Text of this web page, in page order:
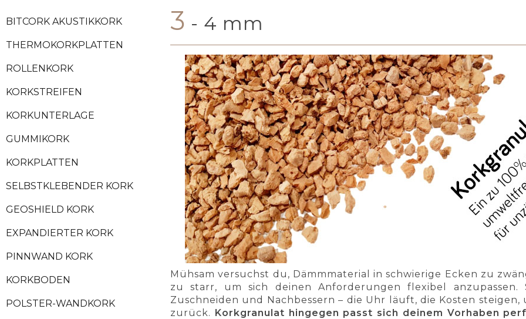
BITCORK AKUSTIKKORK
THERMOKORKPLATTEN
ROLLENKORK
KORKSTREIFEN
KORKUNTERLAGE
GUMMIKORK
KORKPLATTEN
SELBSTKLEBENDER KORK
GEOSHIELD KORK
EXPANDIERTER KORK
PINNWAND KORK
KORKBODEN
POLSTER-WANDKORK
3 - 4 mm
Mühsam versuchst du, Dämmmaterial in schwierige Ecken zu
zu starr, um sich deinen Anforderungen flexibel
Zuschneiden und Nachbessern – die Uhr läuft, die Kosten
zurück. Korkgranulat hingegen passt sich deinem Vorhaben